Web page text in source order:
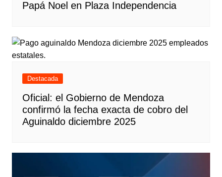
Papá Noel en Plaza Independencia
Destacada
Oficial: el Gobierno de Mendoza
confirmó la fecha exacta de cobro del
Aguinaldo diciembre 2025